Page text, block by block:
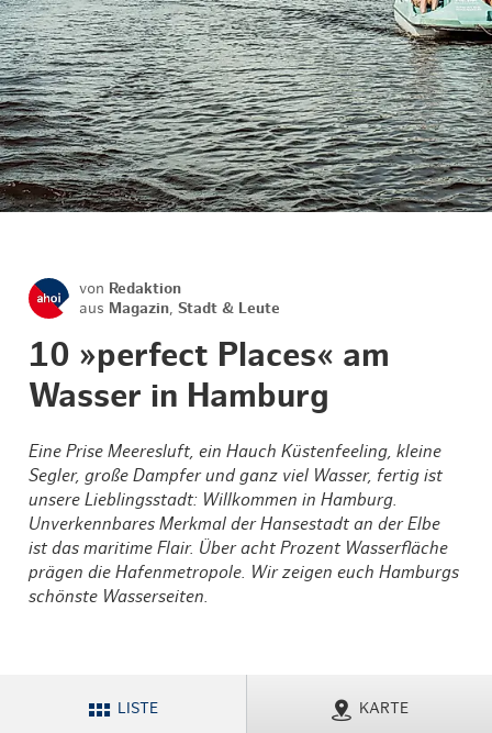
von Redaktion
aus Magazin ,Stadt & Leute
10 »perfect Places« am
Wasser in Hamburg
Eine Prise Meeresluft, ein Hauch Küstenfeeling, kleine
Segler, große Dampfer und ganz viel Wasser, fertig ist
unsere Lieblingsstadt: Willkommen in Hamburg.
Unverkennbares Merkmal der Hansestadt an der Elbe
ist das maritime Flair. Über acht Prozent Wasserfläche
prägen die Hafenmetropole. Wir zeigen euch Hamburgs
schönste Wasserseiten.
LISTE KARTE